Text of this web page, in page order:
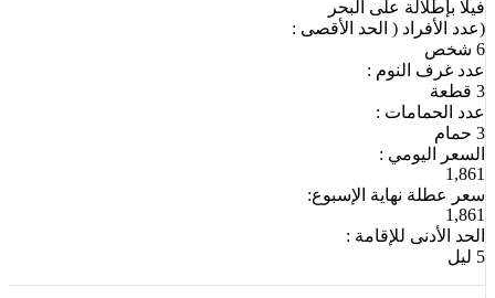
فيلا بإطلالة على البحر
(عدد الأفراد ( الحد الأقصى :
6 شخص
عدد غرف النوم :
3 قطعة
عدد الحمامات :
3 حمام
السعر اليومي :
1,861
سعر عطلة نهاية الإسبوع:
1,861
الحد الأدنى للإقامة :
5 ليل